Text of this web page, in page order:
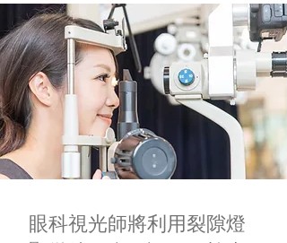
眼科視光師將利用裂隙燈